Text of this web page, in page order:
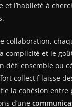
et l’habileté à
collaboration,
complicité et le
défi ensemble ou
collectif laisse
la cohésion entre
d’une